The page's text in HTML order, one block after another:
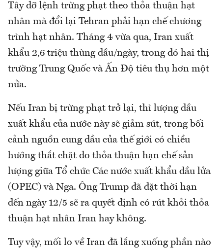
Tây dỡ lệnh trừng phạt theo thỏa thuận hạt
nhân mà đổi lại Tehran phải hạn chế chương
trình hạt nhân. Tháng 4 vừa qua, Iran xuất
khẩu 2,6 triệu thùng dầu/ngày, trong đó hai thị
trường Trung Quốc và Ấn Độ tiêu thụ hơn một
nửa.
Nếu Iran bị trừng phạt trở lại, thì lượng dầu
xuất khẩu của nước này sẽ giảm sút, trong bối
cảnh nguồn cung dầu của thế giới có chiều
hướng thắt chặt do thỏa thuận hạn chế sản
lượng giữa Tổ chức Các nước xuất khẩu dầu lửa
(OPEC) và Nga. Ông Trump đã đặt thời hạn
đến ngày 12/5 sẽ ra quyết định có rút khỏi thỏa
thuận hạt nhân Iran hay không.
Tuy vậy, mối lo về Iran đã lắng xuống phần nào